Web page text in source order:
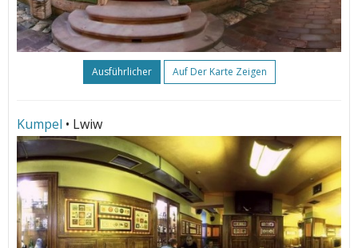
Ausführlicher Auf Der Karte Zeigen
Kumpel • Lwiw